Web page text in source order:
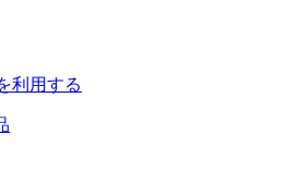
利用する